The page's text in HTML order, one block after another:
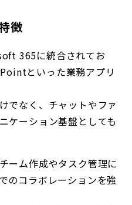
徴
365に統合されてお
といった業務アプリ
でなく、チャットやファ
ケーション基盤としても
ーム作成やタスク管理に
のコラボレーションを強